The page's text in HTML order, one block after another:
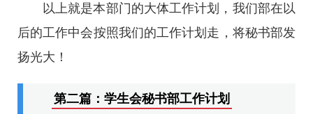
以上就是本部门的大体工作计划，我们部在以
后的工作中会按照我们的工作计划走，将秘书部发
扬光大！
第二篇：学生会秘书部工作计划